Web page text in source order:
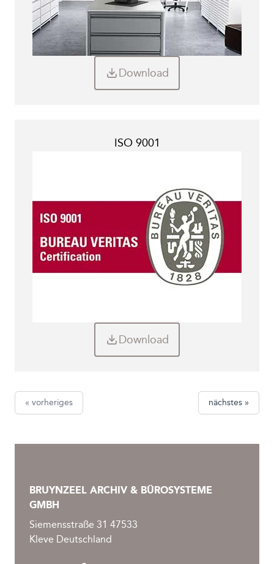
Download
ISO 9001
Download
« vorheriges nächstes »
BRUYNZEEL ARCHIV & BÜROSYSTEME
GMBH
Siemensstraße 31 47533
Kleve Deutschland